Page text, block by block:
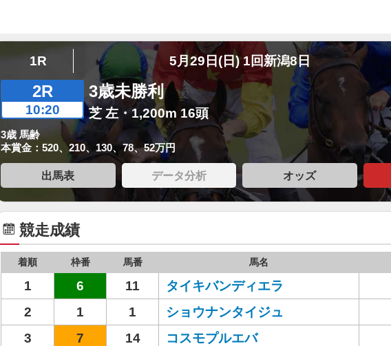
1R 5月29日(日) 1回新潟8日
2R
10:20
3歳未勝利
芝 左・1,200m 16頭
3歳 馬齢
本賞金：520、210、130、78、52万円
出馬表 データ分析 オッズ
競走成績
着順 枠番 馬番 馬名
1 6 11 タイキバンディエラ
2
1 1 ショウナンタイジュ
3
7 14 コスモプルエバ